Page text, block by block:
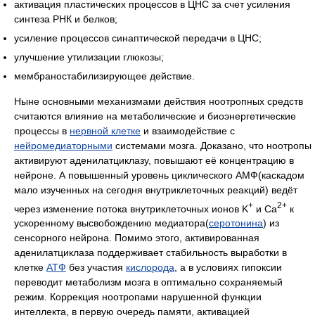
активация пластических процессов в ЦНС за счет усиления
синтеза РНК и белков;
усиление процессов синаптической передачи в ЦНС;
улучшение утилизации глюкозы;
мембраностабилизирующее действие.
Ныне основными механизмами действия ноотропных средств
считаются влияние на метаболические и биоэнергетические
процессы в нервной клетке и взаимодействие с
нейромедиаторными системами мозга. Доказано, что ноотропы
активируют аденилатциклазу, повышают её концентрацию в
нейроне. А повышенный уровень циклического АМФ(каскадом
мало изученных на сегодня внутриклеточных реакций) ведёт
через изменение потока внутриклеточных ионов K+ и Ca2+ к
ускоренному высвобождению медиатора(серотонина) из
сенсорного нейрона. Помимо этого, активированная
аденилатциклаза поддерживает стабильность выработки в
клетке АТФ без участия кислорода, а в условиях гипоксии
переводит метаболизм мозга в оптимально сохраняемый
режим. Коррекция ноотропами нарушенной функции
интеллекта, в первую очередь памяти, активацией